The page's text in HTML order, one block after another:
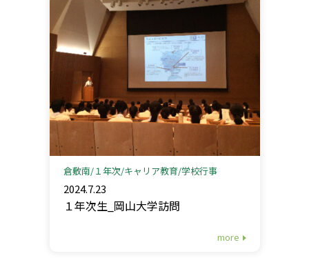
倉敷南 １年次 キャリア教育 学校行事
2024.7.23
１年次生_岡山大学訪問
more